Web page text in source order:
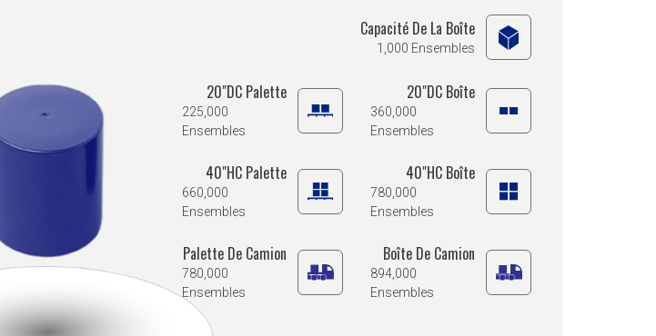
Capacité De La Boîte
1,000 Ensembles
20"DC Palette
225,000
Ensembles
20"DC Boîte
360,000
Ensembles
40"HC Palette
660,000
Ensembles
40"HC Boîte
780,000
Ensembles
Palette De Camion
780,000
Ensembles
Boîte De Camion
894,000
Ensembles